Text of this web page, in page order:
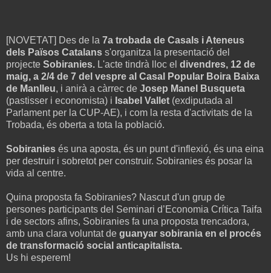
[NOVETAT] Des de la 7a trobada de Casals i Ateneus
dels Països Catalans s'organitza la presentació del
projecte Sobiranies. L'acte tindrà lloc el divendres, 12 de
maig, a 2/4 de 7 del vespre al Casal Popular Boira Baixa
de Manlleu, i anirà a càrrec de Josep Manel Busqueta
(pastisser i economista) i Isabel Vallet (exdiputada al
Parlament per la CUP-AE), i com la resta d'activitats de la
Trobada, és oberta a tota la població.
Sobiranies és una aposta, és un punt d'inflexió, és una eina
per destruir i sobretot per construir. Sobiranies és posar la
vida al centre.
Quina proposta fa Sobiranies? Nascut d'un grup de
persones participants del Seminari d’Economia Crítica Taifa
i de sectors afins, Sobiranies fa una proposta trencadora,
amb una clara voluntat de guanyar sobirania en el procés
de transformació social anticapitalista.
Us hi esperem!